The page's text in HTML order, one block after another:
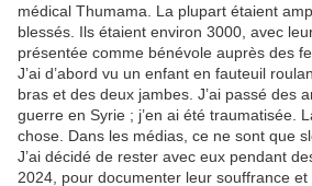
médical Thumama. La plupart étaient
blessés. Ils étaient environ 3000, avec
présentée comme bénévole auprès des
J’ai d’abord vu un enfant en fauteuil
bras et des deux jambes. J’ai passé des
guerre en Syrie ; j’en ai été traumatisée.
chose. Dans les médias, ce ne sont que
J’ai décidé de rester avec eux pendant
2024, pour documenter leur souffrance